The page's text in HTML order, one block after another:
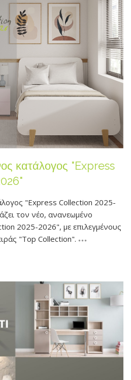
κατάλογος "Express
"Express Collection 2025-
τον νέο, ανανεωμένο
2025-2026", με επιλεγμένους
"Top Collection".